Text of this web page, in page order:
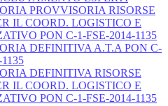
PROVVISORIA RISORSE
IL COORD. LOGISTICO E
PON C-1-FSE-2014-1135
DEFINITIVA A.T.A PON C-
DEFINITIVA RISORSE
IL COORD. LOGISTICO E
PON C-1-FSE-2014-1135